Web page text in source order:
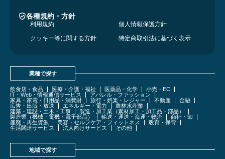
各種規約・方針
利用規約
個人情報保護方針
クッキー等に関する方針
特定商取引法に基づく表示
業種で探す
飲食店・食品 医療・介護・福祉 医薬品・化学
小売・EC
IT・Web・情報通信サービス
アパレル・ファッション
家具・家電・日用品・消費財
旅行・娯楽・レジャー 不動産
金融
広告・出版・放送
エネルギー・電力
農林水産業
建築・建設・土木・工事
製造・加工業（素材加工・加工品・部品）
製造業（機械・電機・電子部品）
輸送・運送・海運・物流
商社・卸
産廃・再生資源
美容・セルフケア・フィットネス
教育・保育
生活関連サービス
法人向けサービス その他
地域で探す